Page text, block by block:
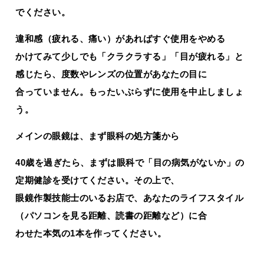
でください。
違和感（疲れる、痛い）があればすぐ使用をやめる
かけてみて少しでも「クラクラする」「目が疲れる」と
感じたら、度数やレンズの位置があなたの目に
合っていません。もったいぶらずに使用を中止しましょ
う。
メインの眼鏡は、まず眼科の処方箋から
40歳を過ぎたら、まずは眼科で「目の病気がないか」の
定期健診を受けてください。その上で、
眼鏡作製技能士のいるお店で、あなたのライフスタイル
（パソコンを見る距離、読書の距離など）に合
わせた本気の1本を作ってください。